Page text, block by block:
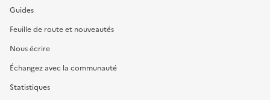
Guides
Feuille de route et nouveautés
Nous écrire
Échangez avec la communauté
Statistiques